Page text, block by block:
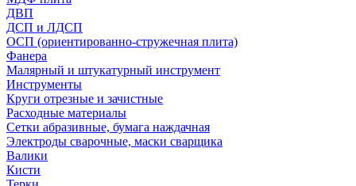
ДВП
ДСП и ЛДСП
ОСП (ориентированно-стружечная плита)
Фанера
Малярный и штукатурный инструмент
Инструменты
Круги отрезные и зачистные
Расходные материалы
Сетки абразивные, бумага наждачная
Электроды сварочные, маски сварщика
Валики
Кисти